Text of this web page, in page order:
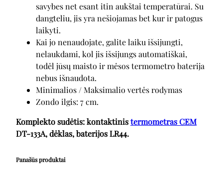
savybes net esant itin aukštai temperatūrai. Su
dangteliu, jis yra nešiojamas bet kur ir patogus
laikyti.
Kai jo nenaudojate, galite laiku išsijungti,
nelaukdami, kol jis išsijungs automatiškai,
todėl jūsų maisto ir mėsos termometro baterija
nebus išnaudota.
Minimalios / Maksimalio vertės rodymas
Zondo ilgis: 7 cm.
Komplekto sudėtis: kontaktinistermometrasCEM
DT-133A, dėklas, baterijos LR44.
Panašūs produktai